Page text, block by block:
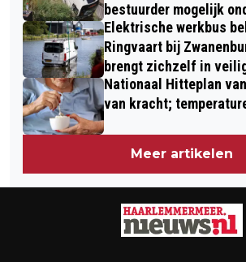
bestuurder mogelijk
Elektrische werkbus
Ringvaart bij
brengt zichzelf in
Nationaal Hitteplan
van kracht;
Meer artikelen